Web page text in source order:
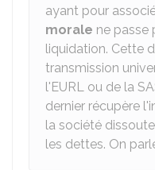
ayant pour
morale ne passe
liquidation. Cette
transmission
l'EURL ou de la
dernier récupère
la société
les dettes. On